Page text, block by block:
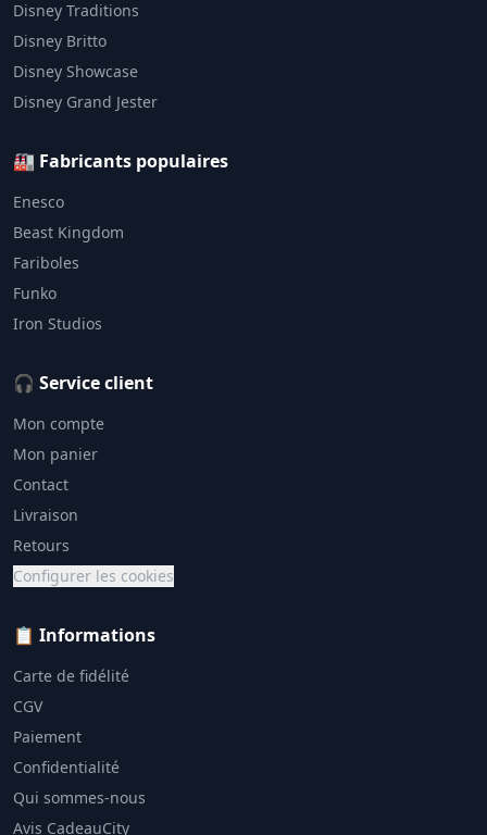
Disney Traditions
Disney Britto
Disney Showcase
Disney Grand Jester
🏭 Fabricants populaires
Enesco
Beast Kingdom
Fariboles
Funko
Iron Studios
🎧 Service client
Mon compte
Mon panier
Contact
Livraison
Retours
Configurer les cookies
📋 Informations
Carte de fidélité
CGV
Paiement
Confidentialité
Qui sommes-nous
Avis CadeauCity